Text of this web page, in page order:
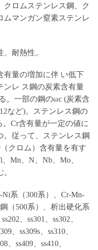
ロムステンレス鋼、ク
ムマンガン窒素ステンレ
耐熱性。
有量の増加に伴 い低下
ンレ ス鋼の炭素含有量
。一部の鋼のωc (炭素含
など)。ステンレス鋼の
Cr含有量が一定の値に
。従って、ステンレス鋼
クロム）含有量を有す
Mn、N、Nb、Mo、
系（300系）、Cr-Mn-
（500系）、析出硬化系
、ss301、ss302、
、ss309s、ss310、
、ss409、ss410、